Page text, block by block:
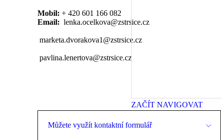
Mobil: + 420 601 166 082
Email: lenka.ocelkova@zstrsice.cz
marketa.dvorakova1@zstrsice.cz
pavlina.lenertova@zstrsice.cz
ZAČÍT NAVIGOVAT
Můžete využít kontaktní formulář